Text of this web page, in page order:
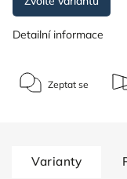
Detailní informace
Zeptat se
Varianty